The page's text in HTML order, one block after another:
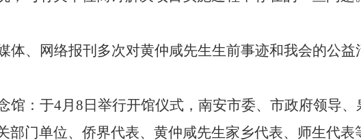
体、网络报刊多次对黄仲咸先生生前事迹和我会的公
馆：于4月 8 日举行开馆仪式， 南安市委、市政府领导
部门单位、侨界代表、黄仲咸先生家乡代表、师生代表